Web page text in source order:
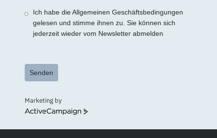
Ich habe die Allgemeinen Geschäftsbedingungen
gelesen und stimme ihnen zu. Sie können sich
jederzeit wieder vom Newsletter abmelden
Senden
Marketing by
ActiveCampaign